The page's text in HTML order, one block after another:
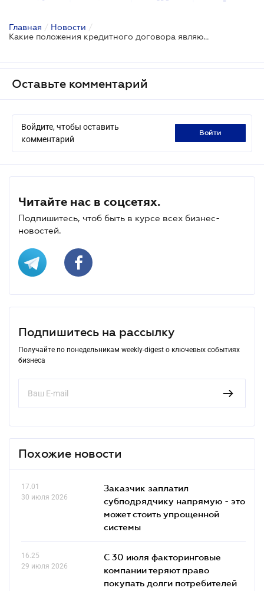
Главная / Новости /
Какие положения кредитного договора являются несправедливыми?
Оставьте комментарий
Войдите, чтобы оставить
комментарий
войти
Читайте нас в соцсетях.
Подпишитесь, чтоб быть в курсе всех бизнес-
новостей.
Подпишитесь на рассылку
Получайте по понедельникам weekly-digest о ключевых событиях
бизнеса
Похожие новости
17.01
30 июля 2026
Заказчик заплатил
субподрядчику напрямую - это
может стоить упрощенной
системы
16.25
29 июля 2026
С 30 июля факторинговые
компании теряют право
покупать долги потребителей